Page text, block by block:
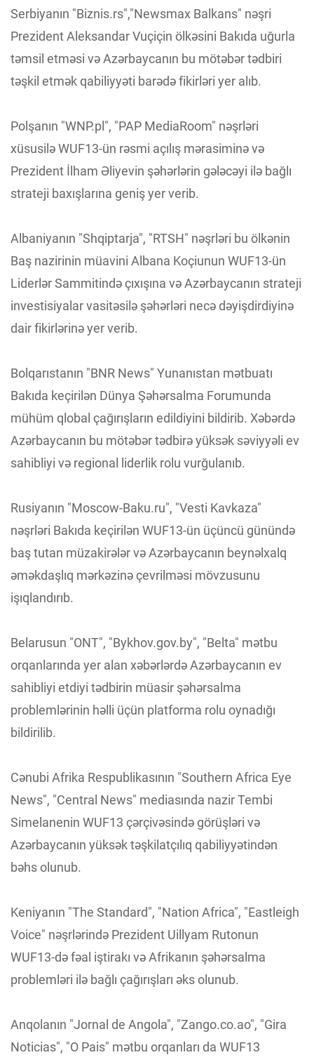
Serbiyanın "Biznis.rs","Newsmax Balkans" nəşri
Prezident Aleksandar Vuçiçin ölkəsini Bakıda uğurla
təmsil etməsi və Azərbaycanın bu mötəbər tədbiri
təşkil etmək qabiliyyəti barədə fikirləri yer alıb.
Polşanın "WNP.pl", "PAP MediaRoom" nəşrləri
xüsusilə WUF13-ün rəsmi açılış mərasiminə və
Prezident İlham Əliyevin şəhərlərin gələcəyi ilə bağlı
strateji baxışlarına geniş yer verib.
Albaniyanın "Shqiptarja", "RTSH" nəşrləri bu ölkənin
Baş nazirinin müavini Albana Koçiunun WUF13-ün
Liderlər Sammitində çıxışına və Azərbaycanın strateji
investisiyalar vasitəsilə şəhərləri necə dəyişdirdiyinə
dair fikirlərinə yer verib.
Bolqarıstanın "BNR News" Yunanıstan mətbuatı
Bakıda keçirilən Dünya Şəhərsalma Forumunda
mühüm qlobal çağırışların edildiyini bildirib. Xəbərdə
Azərbaycanın bu mötəbər tədbirə yüksək səviyyəli ev
sahibliyi və regional liderlik rolu vurğulanıb.
Rusiyanın "Moscow-Baku.ru", "Vesti Kavkaza"
nəşrləri Bakıda keçirilən WUF13-ün üçüncü günündə
baş tutan müzakirələr və Azərbaycanın beynəlxalq
əməkdaşlıq mərkəzinə çevrilməsi mövzusunu
işıqlandırıb.
Belarusun "ONT", "Bykhov.gov.by", "Belta" mətbu
orqanlarında yer alan xəbərlərdə Azərbaycanın ev
sahibliyi etdiyi tədbirin müasir şəhərsalma
problemlərinin həlli üçün platforma rolu oynadığı
bildirilib.
Cənubi Afrika Respublikasının "Southern Africa Eye
News", "Central News" mediasında nazir Tembi
Simelanenin WUF13 çərçivəsində görüşləri və
Azərbaycanın yüksək təşkilatçılıq qabiliyyətindən
bəhs olunub.
Keniyanın "The Standard", "Nation Africa", "Eastleigh
Voice" nəşrlərində Prezident Uillyam Rutonun
WUF13-də fəal iştirakı və Afrikanın şəhərsalma
problemləri ilə bağlı çağırışları əks olunub.
Anqolanın "Jornal de Angola", "Zango.co.ao", "Gira
Noticias", "O Pais" mətbu orqanları da WUF13